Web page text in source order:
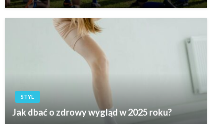
STYL
Jak dbać o zdrowy wygląd w 2025 roku?